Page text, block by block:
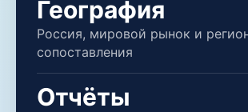
География
Россия, мировой рынок и
сопоставления
Отчёты